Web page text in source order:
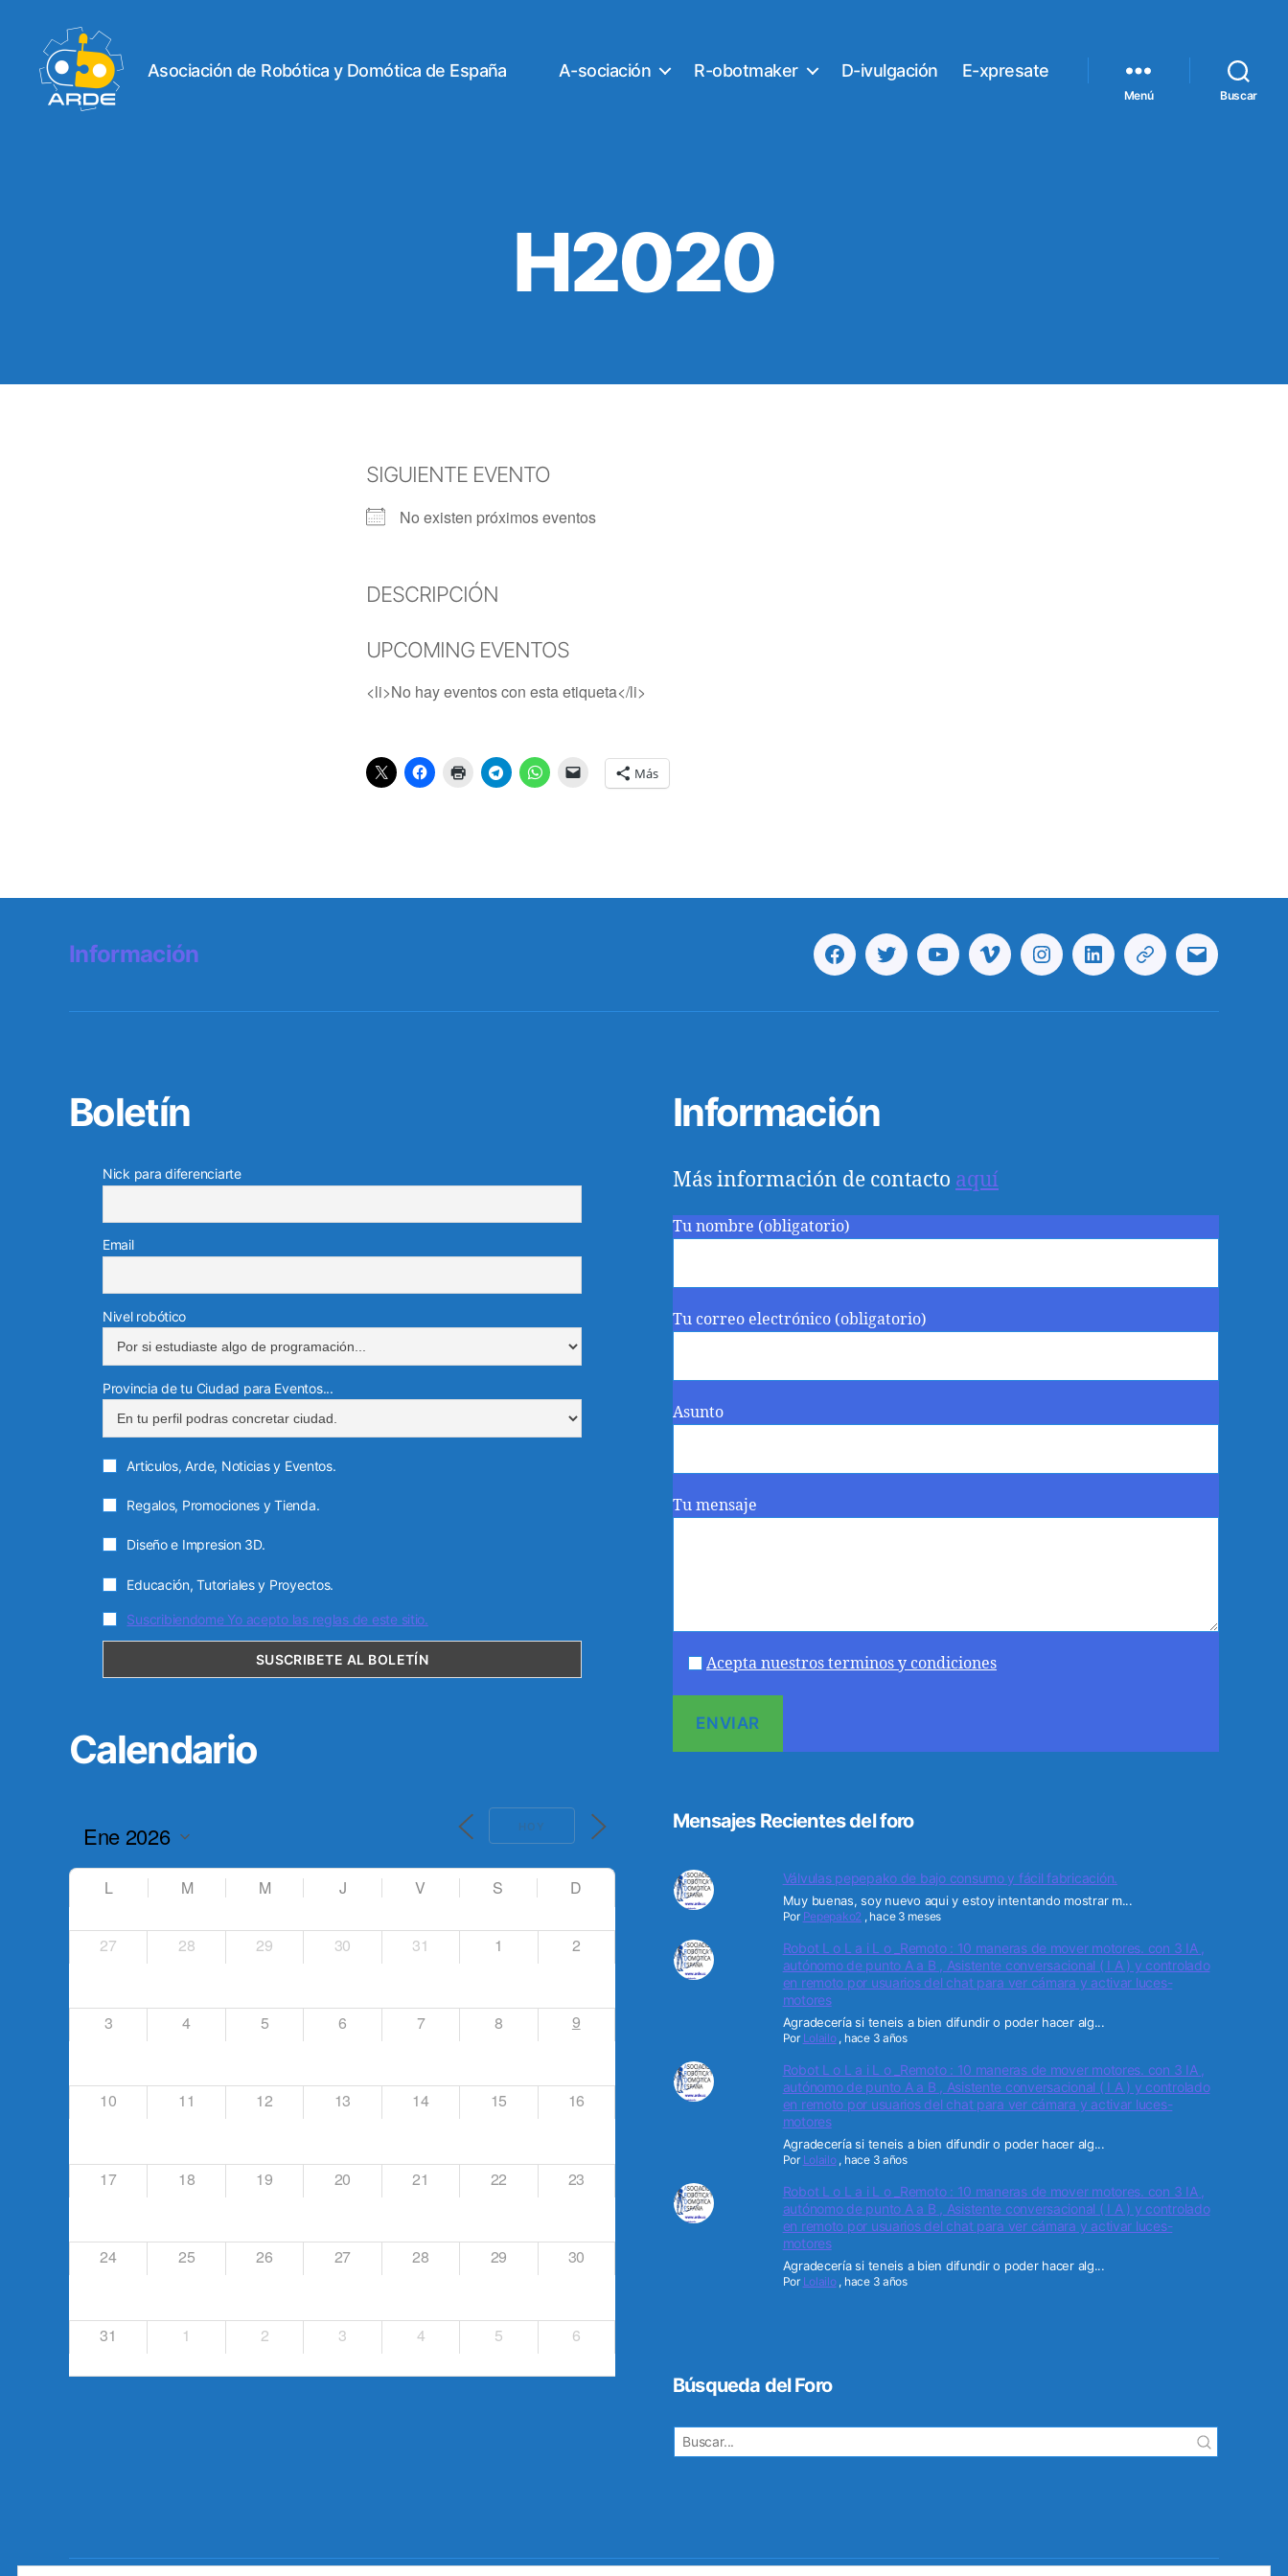
Asociación de Robótica y Domótica de España A-sociación R-obotmaker D-ivulgación E-xpresate
Menú Buscar
H2020
SIGUIENTE EVENTO
No existen próximos eventos
DESCRIPCIÓN
UPCOMING EVENTOS
<li>No hay eventos con esta etiqueta</li>
Más
Información FacebookTwitterYoutubeVimeoInstagramLinkedinTelegramCorreo
Boletín
Nick para diferenciarte
Email
Nivel robótico
Provincia de tu Ciudad para Eventos...
Articulos, Arde, Noticias y Eventos.
Regalos, Promociones y Tienda.
Diseño e Impresion 3D.
Educación, Tutoriales y Proyectos.
Suscribiendome Yo acepto las reglas de este sitio.
Calendario
HOY
L M M J V S D
27 28 29 30 31 1 2
3 4 5 6 7 8 9
10 11 12 13 14 15 16
17 18 19 20 21 22 23
24 25 26 27 28 29 30
31 1 2 3 4 5 6
Información
Más información de contacto aquí
Tu nombre (obligatorio)
Tu correo electrónico (obligatorio)
Asunto
Tu mensaje
Acepta nuestros terminos y condiciones
Mensajes Recientes del foro
Válvulas pepepako de bajo consumo y fácil fabricación.
Muy buenas, soy nuevo aqui y estoy intentando mostrar m...
Por Pepepako2 , hace 3 meses
Robot L o L a i L o _Remoto : 10 maneras de mover motores. con 3 IA ,
autónomo de punto A a B , Asistente conversacional ( I A ) y controlado
en remoto por usuarios del chat para ver cámara y activar luces-
motores
Agradecería si teneis a bien difundir o poder hacer alg...
Por Lolailo, hace 3 años
Robot L o L a i L o _Remoto : 10 maneras de mover motores. con 3 IA ,
autónomo de punto A a B , Asistente conversacional ( I A ) y controlado
en remoto por usuarios del chat para ver cámara y activar luces-
motores
Agradecería si teneis a bien difundir o poder hacer alg...
Por Lolailo, hace 3 años
Robot L o L a i L o _Remoto : 10 maneras de mover motores. con 3 IA ,
autónomo de punto A a B , Asistente conversacional ( I A ) y controlado
en remoto por usuarios del chat para ver cámara y activar luces-
motores
Agradecería si teneis a bien difundir o poder hacer alg...
Por Lolailo, hace 3 años
Búsqueda del Foro